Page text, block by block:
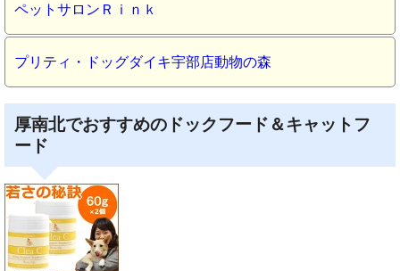
ペットサロンＲｉｎｋ
プリティ・ドッグダイキ宇部店動物の森
厚南北でおすすめのドックフード＆キャットフ
ード